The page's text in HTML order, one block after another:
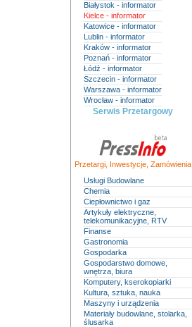
Białystok - informator
Kielce - informator
Katowice - informator
Lublin - informator
Kraków - informator
Poznań - informator
Łódź - informator
Szczecin - informator
Warszawa - informator
Wrocław - informator
Serwis Przetargowy
Przetargi, Inwestycje, Zamówienia
Usługi Budowlane
Chemia
Ciepłownictwo i gaz
Artykuły elektryczne,
telekomunikacyjne, RTV
Finanse
Gastronomia
Gospodarka
Gospodarstwo domowe,
wnętrza, biura
Komputery, kserokopiarki
Kultura, sztuka, nauka
Maszyny i urządzenia
Materiały budowlane, stolarka,
ślusarka